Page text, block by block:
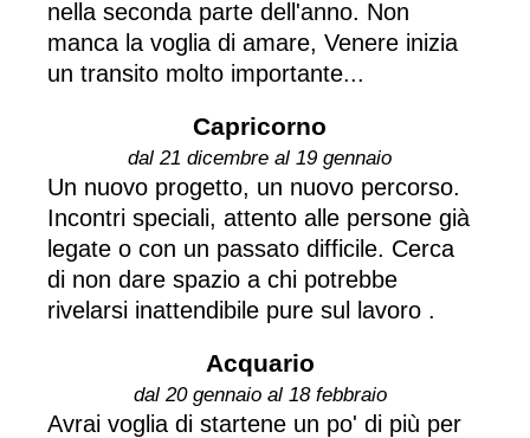
nella seconda parte dell'anno. Non
manca la voglia di amare, Venere inizia
un transito molto importante...
Capricorno
dal 21 dicembre al 19 gennaio
Un nuovo progetto, un nuovo percorso.
Incontri speciali, attento alle persone già
legate o con un passato difficile. Cerca
di non dare spazio a chi potrebbe
rivelarsi inattendibile pure sul lavoro .
Acquario
dal 20 gennaio al 18 febbraio
Avrai voglia di startene un po' di più per